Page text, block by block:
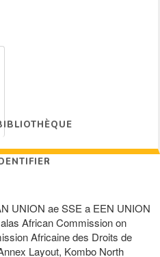
UNION ae SSE a EEN UNION
African Commission on
Africaine des Droits de
Layout, Kombo North